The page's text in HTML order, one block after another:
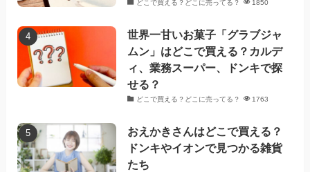
どこで買える？どこに売ってる？ 1850
世界一甘いお菓子「グラブジャ
ムン」はどこで買える？カルデ
ィ、業務スーパー、ドンキで探
せる？
どこで買える？どこに売ってる？ 1763
おえかきさんはどこで買える？
ドンキやイオンで見つかる雑貨
たち